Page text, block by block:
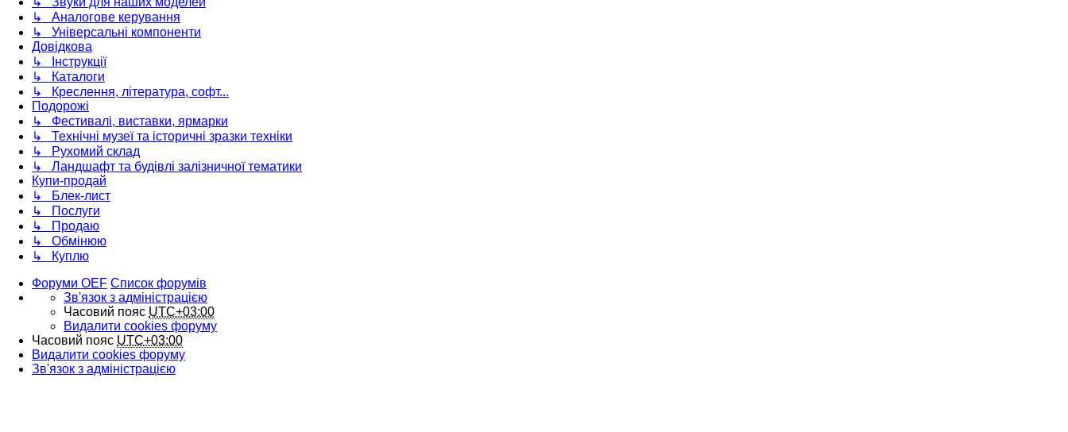
↳ Аналогове керування
↳ Універсальні компоненти
Довідкова
↳ Інструкції
↳ Каталоги
↳ Креслення, література, софт...
Подорожі
↳ Фестивалі, виставки, ярмарки
↳ Технічні музеї та історичні зразки техніки
↳ Рухомий склад
↳ Ландшафт та будівлі залізничної тематики
Купи-продай
↳ Блек-лист
↳ Послуги
↳ Продаю
↳ Обмінюю
↳ Куплю
Форуми OEF Список форумів
Зв'язок з адміністрацією
Часовий пояс UTC+03:00
Видалити cookies форуму
Часовий пояс UTC+03:00
Видалити cookies форуму
Зв'язок з адміністрацією